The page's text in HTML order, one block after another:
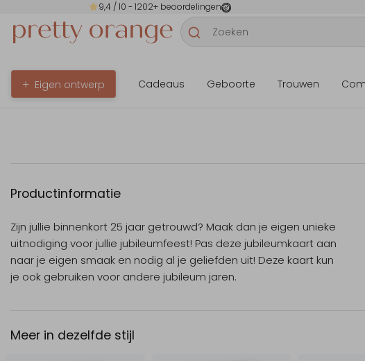
9,4/ 10 - 1202+ beoordelingen
Eigen ontwerp Cadeaus Geboorte Trouwen
Productinformatie
Zijn jullie binnenkort 25 jaar getrouwd? Maak dan je eigen unieke
uitnodiging voor jullie jubileumfeest! Pas deze jubileumkaart aan
naar je eigen smaak en nodig al je geliefden uit! Deze kaart kun
je ook gebruiken voor andere jubileum jaren.
Meer in dezelfde stijl